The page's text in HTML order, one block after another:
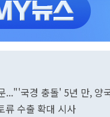
..."'국경 충돌' 5년 만, 양
류 수출 확대 시사